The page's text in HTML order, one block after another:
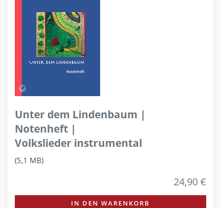
Unter dem Lindenbaum |
Notenheft |
Volkslieder instrumental
(5,1 MB)
24,90 €
IN DEN WARENKORB